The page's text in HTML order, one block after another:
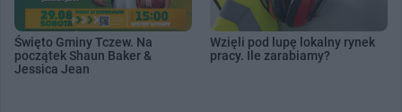
Święto Gminy Tczew. Na
początek Shaun Baker &
Jessica Jean
Wzięli pod lupę lokalny rynek
pracy. Ile zarabiamy?